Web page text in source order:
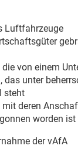
Luftfahrzeuge
von einem
das unter
steht
deren
worden ist
der vAfA